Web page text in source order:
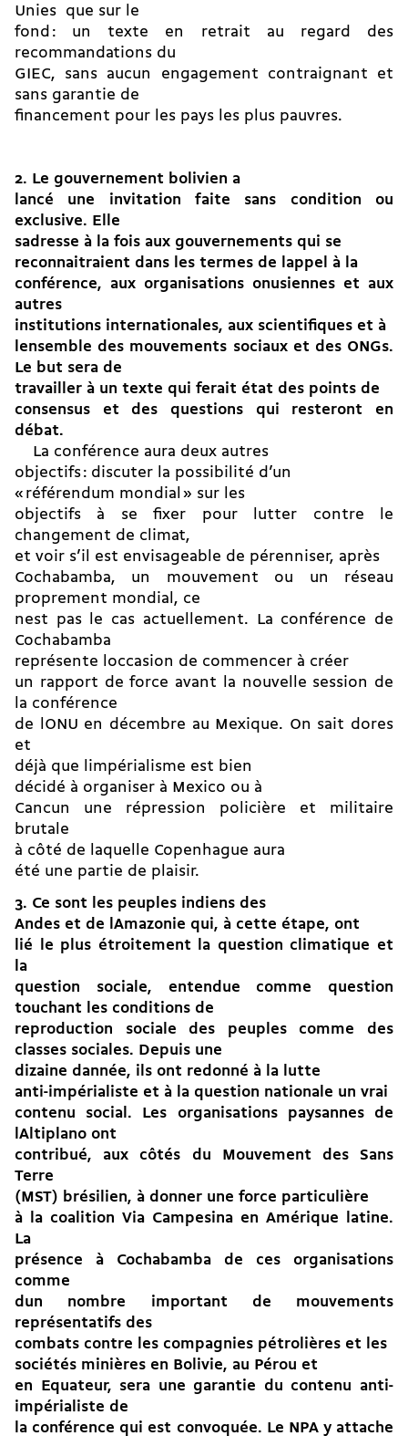
Unies  que sur le
fond : un texte en retrait au regard des
recommandations du
GIEC, sans aucun engagement contraignant et
sans garantie de
financement pour les pays les plus pauvres.
2. Le gouvernement bolivien a
lancé une invitation faite sans condition ou
exclusive. Elle
sadresse à la fois aux gouvernements qui se
reconnaitraient dans les termes de lappel à la
conférence, aux organisations onusiennes et aux
autres
institutions internationales, aux scientifiques et à
lensemble des mouvements sociaux et des ONGs.
Le but sera de
travailler à un texte qui ferait état des points de
consensus et des questions qui resteront en
débat.
La conférence aura deux autres
objectifs : discuter la possibilité d’un
« référendum mondial » sur les
objectifs à se fixer pour lutter contre le
changement de climat,
et voir s’il est envisageable de pérenniser, après
Cochabamba, un mouvement ou un réseau
proprement mondial, ce
nest pas le cas actuellement. La conférence de
Cochabamba
représente loccasion de commencer à créer
un rapport de force avant la nouvelle session de
la conférence
de lONU en décembre au Mexique. On sait dores
et
déjà que limpérialisme est bien
décidé à organiser à Mexico ou à
Cancun une répression policière et militaire
brutale
à côté de laquelle Copenhague aura
été une partie de plaisir.
3. Ce sont les peuples indiens des
Andes et de lAmazonie qui, à cette étape, ont
lié le plus étroitement la question climatique et
la
question sociale, entendue comme question
touchant les conditions de
reproduction sociale des peuples comme des
classes sociales. Depuis une
dizaine dannée, ils ont redonné à la lutte
anti-impérialiste et à la question nationale un vrai
contenu social. Les organisations paysannes de
lAltiplano ont
contribué, aux côtés du Mouvement des Sans
Terre
(MST) brésilien, à donner une force particulière
à la coalition Via Campesina en Amérique latine.
La
présence à Cochabamba de ces organisations
comme
dun nombre important de mouvements
représentatifs des
combats contre les compagnies pétrolières et les
sociétés minières en Bolivie, au Pérou et
en Equateur, sera une garantie du contenu anti-
impérialiste de
la conférence qui est convoquée. Le NPA y attache